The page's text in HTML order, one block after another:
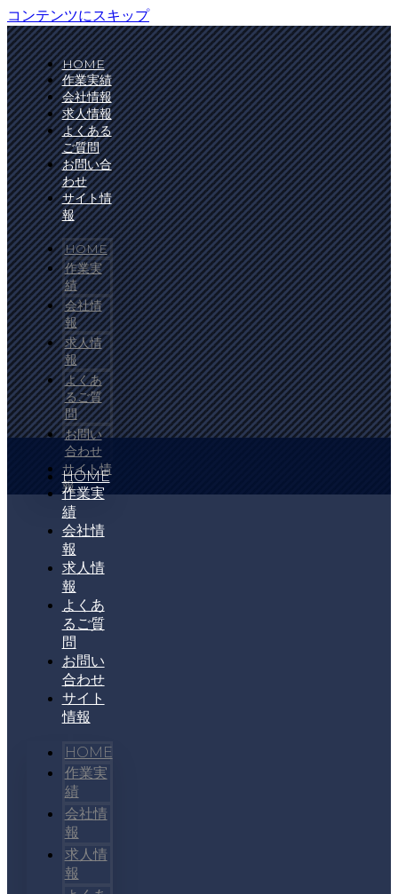
コンテンツにスキップ
HOME
作業実績
会社情報
求人情報
よくある
ご質問
お問い合
わせ
サイト情
報
HOME
作業実
績
会社情
報
求人情
報
よくあ
るご質
問
お問い
合わせ
サイト情
報
HOME
作業実
績
会社情
報
求人情
報
よくあ
るご質
問
お問い
合わせ
サイト
情報
HOME
作業実
績
会社情
報
求人情
報